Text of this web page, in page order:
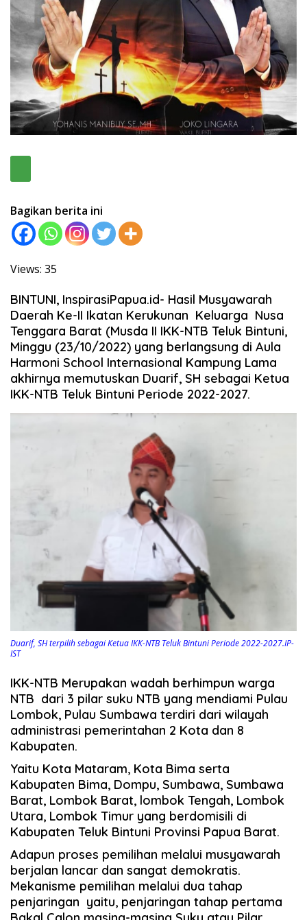
Bagikan berita ini
Views: 35
BINTUNI, InspirasiPapua.id- Hasil Musyawarah
Daerah Ke-II Ikatan Kerukunan Keluarga Nusa
Tenggara Barat (Musda II IKK-NTB Teluk Bintuni,
Minggu (23/10/2022) yang berlangsung di Aula
Harmoni School Internasional Kampung Lama
akhirnya memutuskan Duarif, SH sebagai Ketua
IKK-NTB Teluk Bintuni Periode 2022-2027.
Duarif, SH terpilih sebagai Ketua IKK-NTB Teluk Bintuni Periode 2022-2027.IP-
IST
IKK-NTB Merupakan wadah berhimpun warga
NTB dari 3 pilar suku NTB yang mendiami Pulau
Lombok, Pulau Sumbawa terdiri dari wilayah
administrasi pemerintahan 2 Kota dan 8
Kabupaten.
Yaitu Kota Mataram, Kota Bima serta
Kabupaten Bima, Dompu, Sumbawa, Sumbawa
Barat, Lombok Barat, lombok Tengah, Lombok
Utara, Lombok Timur yang berdomisili di
Kabupaten Teluk Bintuni Provinsi Papua Barat.
Adapun proses pemilihan melalui musyawarah
berjalan lancar dan sangat demokratis.
Mekanisme pemilihan melalui dua tahap
penjaringan yaitu, penjaringan tahap pertama